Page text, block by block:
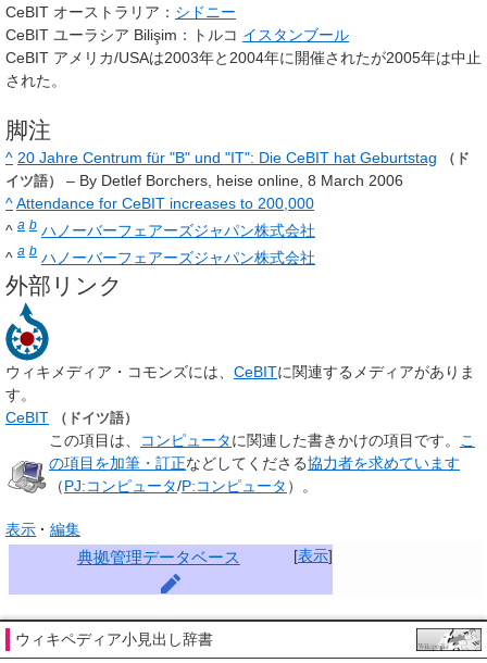
CeBIT オーストラリア： シドニー
CeBIT ユーラシア Bilişim：トルコ イスタンブール
CeBIT アメリカ/USAは2003年と2004年に開催されたが2005年は中止
された。
脚注
^ 20 Jahre Centrum für "B" und "IT": Die CeBIT hat Geburtstag
（ド
イツ語）
– By Detlef Borchers, heise online, 8 March 2006
^Attendance for CeBIT increases to 200,000
^ a b ハノーバーフェアーズジャパン株式会社
^ a b ハノーバーフェアーズジャパン株式会社
外部リンク
ウィキメディア・コモンズには、 CeBITに関連するメディアがありま
す。
CeBIT
（ドイツ語）
この項目は、 コンピュータに関連した書きかけの項目 です。 こ
の項目を加筆・訂正などしてくださる協力者を求めています
（PJ:コンピュータ/P:コンピュータ ）。
表示
編集
[表示]
典拠管理データベース
ウィキペディア小見出し辞書